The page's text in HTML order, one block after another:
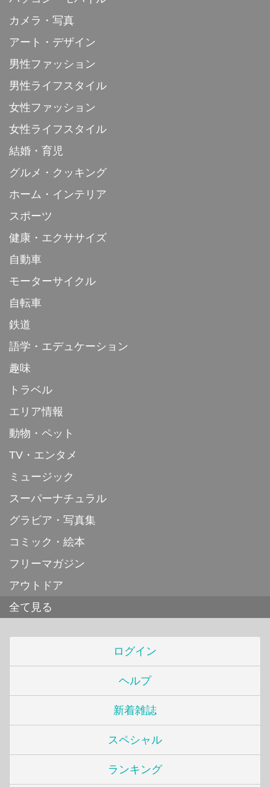
カメラ・写真
アート・デザイン
男性ファッション
男性ライフスタイル
女性ファッション
女性ライフスタイル
結婚・育児
グルメ・クッキング
ホーム・インテリア
スポーツ
健康・エクササイズ
自動車
モーターサイクル
自転車
鉄道
語学・エデュケーション
趣味
トラベル
エリア情報
動物・ペット
TV・エンタメ
ミュージック
スーパーナチュラル
グラビア・写真集
コミック・絵本
フリーマガジン
アウトドア
全て見る
ログイン
ヘルプ
新着雑誌
スペシャル
ランキング